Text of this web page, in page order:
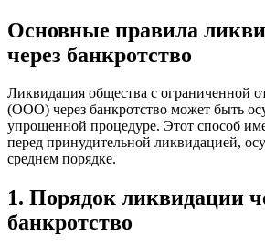
Основные правила
через банкротство
Ликвидация общества с ограниченной
(ООО) через банкротство может быть
упрощенной процедуре. Этот способ
перед принудительной ликвидацией,
среднем порядке.
1. Порядок ликвидации
банкротство